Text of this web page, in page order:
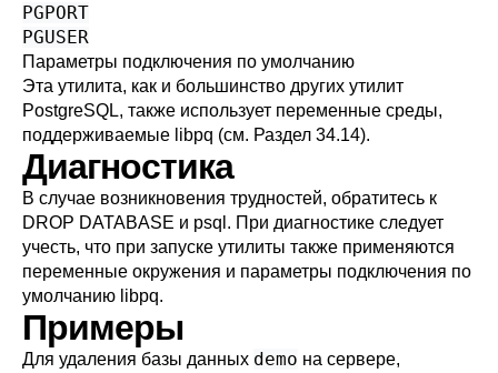
PGPORT
PGUSER
Параметры подключения по умолчанию
Эта утилита, как и большинство других утилит
PostgreSQL, также использует переменные среды,
поддерживаемые libpq (см. Раздел 34.14).
Диагностика
В случае возникновения трудностей, обратитесь к
DROP DATABASE и psql . При диагностике следует
учесть, что при запуске утилиты также применяются
переменные окружения и параметры подключения по
умолчанию libpq.
Примеры
Для удаления базы данных demo на сервере,